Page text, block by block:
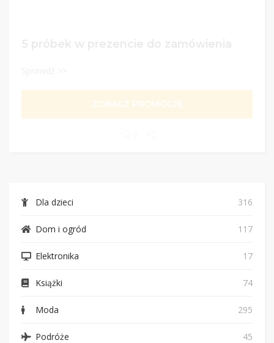
ZOBACZ PROMOCJĘ
Dla dzieci 316
Dom i ogród 117
Elektronika 17
Książki 74
Moda 295
Podróże 45